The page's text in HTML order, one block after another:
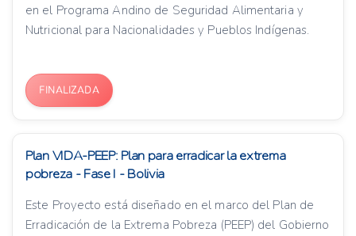
en el Programa Andino de Seguridad Alimentaria y
Nutricional para Nacionalidades y Pueblos Indígenas.
FINALIZADA
Plan VIDA-PEEP: Plan para erradicar la extrema
pobreza - Fase I - Bolivia
Este Proyecto está diseñado en el marco del Plan de
Erradicación de la Extrema Pobreza (PEEP) del Gobierno